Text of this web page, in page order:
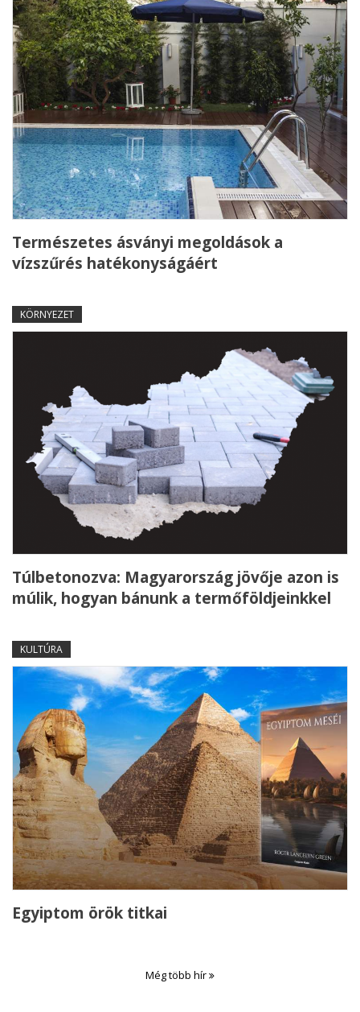
Természetes ásványi megoldások a
vízszűrés hatékonyságáért
KÖRNYEZET
Túlbetonozva: Magyarország jövője azon is
múlik, hogyan bánunk a termőföldjeinkkel
KULTÚRA
Egyiptom örök titkai
Még több hír